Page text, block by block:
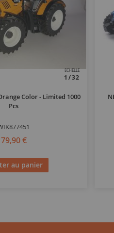
ECHELLE
1/32
Color - Limited 1000
Pcs
79,90 €
au panier